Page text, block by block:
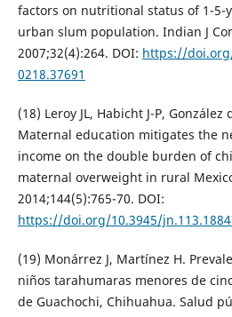
factors on nutritional status of 1-5-
urban slum population. Indian J
2007;32(4):264. DOI: https://
0218.37691
(18) Leroy JL, Habicht J-P, González
Maternal education mitigates the
income on the double burden of
maternal overweight in rural
2014;144(5):765-70. DOI:
https://doi.org/10.3945/
(19) Monárrez J, Martínez H.
niños tarahumaras menores de
de Guachochi, Chihuahua. Salud